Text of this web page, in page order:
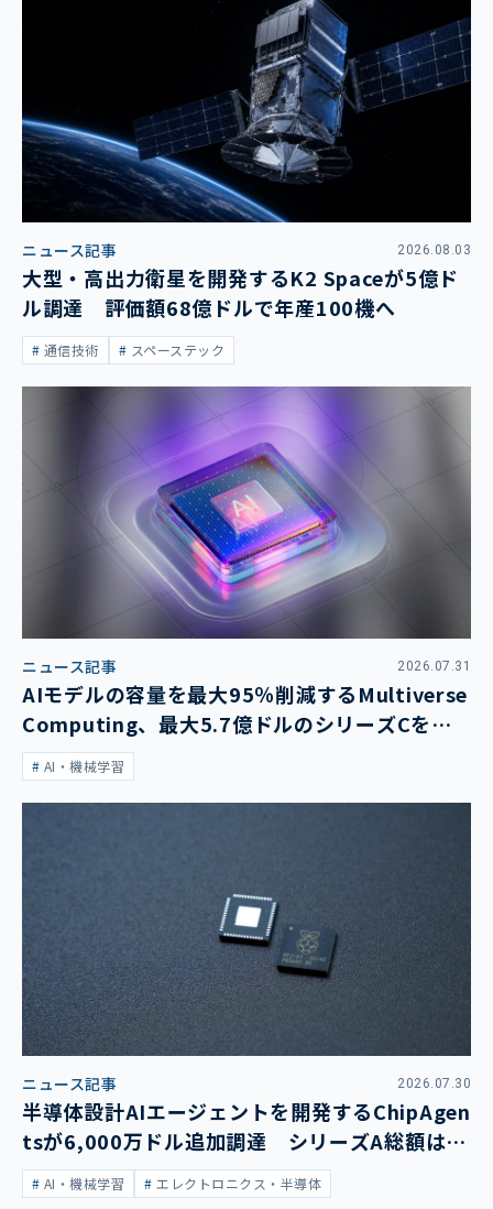
ニュース記事 2026.08.03
大型・高出力衛星を開発するK2 Spaceが5億ド
ル調達 評価額68億ドルで年産100機へ
通信技術 スペーステック
ニュース記事 2026.07.31
AIモデルの容量を最大95％削減するMultiverse
Computing、最大5.7億ドルのシリーズCを発
表AI・機械学習
ニュース記事 2026.07.30
半導体設計AIエージェントを開発するChipAgen
tsが6,000万ドル追加調達 シリーズA総額は1
億3,400万ドルに
AI・機械学習 エレクトロニクス・半導体